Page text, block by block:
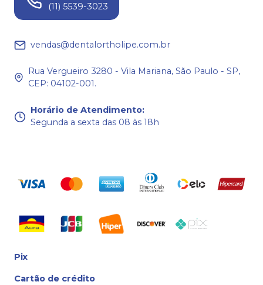
(11) 5539-3023
vendas@dentalortholipe.com.br
Rua Vergueiro 3280 - Vila Mariana, São Paulo - SP,
CEP: 04102-001.
Horário de Atendimento:
Segunda a sexta das 08 às 18h
Pix
Cartão de crédito